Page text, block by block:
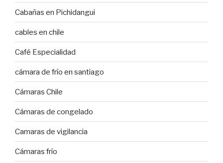
Cabañas en Pichidangui
cables en chile
Café Especialidad
cámara de frío en santiago
Cámaras Chile
Cámaras de congelado
Camaras de vigilancia
Cámaras frío